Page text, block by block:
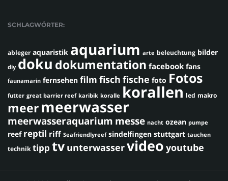
SCHLAGWÖRTER:
ableger aquaristik aquarium arte beleuchtung bilder
diy doku dokumentation facebook fans
faunamarin fernsehen film fisch fische foto Fotos
futter great barrier reef karibik koralle korallen led makro
meermeerwasser
meerwasseraquarium messe nacht ozean pumpe
reef reptil riff Seafriendlyreef sindelfingen stuttgart tauchen
technik tipp tv unterwasservideo youtube